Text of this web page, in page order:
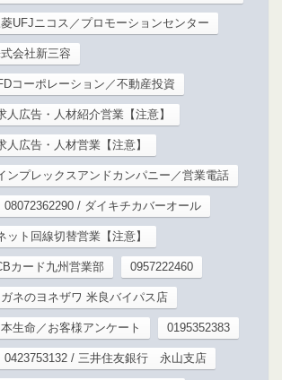
UFJニコス／プロモーションセンター
会社新三容
コーポレーション／不動産投資
人広告・人材紹介営業【注意】
人広告・人材営業【注意】
ンプレックスアンドカンパニー／営業電話
08072362290 / ダイキチカバーオール
ット回線切替営業【注意】
カード九州営業部 0957222460
ネのヨネザワ 米良バイパス店
生命／お客様アンケート 0195352383
0423753132 / 三井住友銀行 永山支店